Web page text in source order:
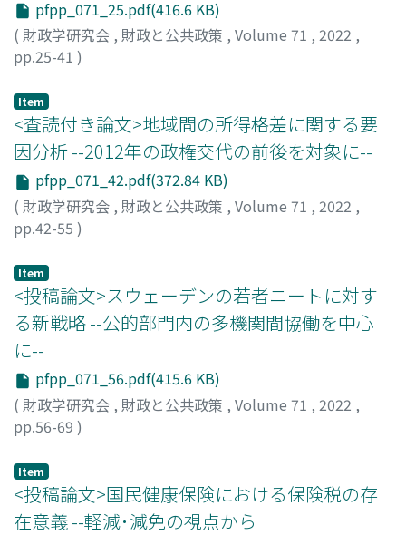
pfpp_071_25.pdf(416.6 KB)
( 財政学研究会 , 財政と公共政策 , Volume 71 , 2022 ,
pp.25-41 )
Item
<査読付き論文>地域間の所得格差に関する要
因分析 --2012年の政権交代の前後を対象に--
pfpp_071_42.pdf(372.84 KB)
( 財政学研究会 , 財政と公共政策 , Volume 71 , 2022 ,
pp.42-55 )
Daizo
Item
<投稿論文>スウェーデンの若者ニートに対す
る新戦略 --公的部門内の多機関間協働を中心
に--
pfpp_071_56.pdf(415.6 KB)
( 財政学研究会 , 財政と公共政策 , Volume 71 , 2022 ,
pp.56-69 )
Item
<投稿論文>国民健康保険における保険税の存
在意義 --軽減･減免の視点から